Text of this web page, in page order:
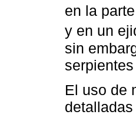
en la
y en un
sin
El uso de